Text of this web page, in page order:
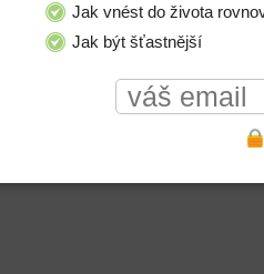
Jak vnést do života
Jak být šťastnější